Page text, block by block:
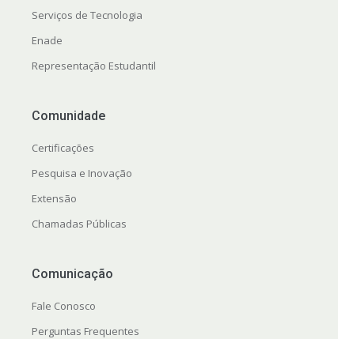
Serviços de Tecnologia
Enade
Representação Estudantil
Comunidade
Certificações
Pesquisa e Inovação
Extensão
Chamadas Públicas
Comunicação
Fale Conosco
Perguntas Frequentes